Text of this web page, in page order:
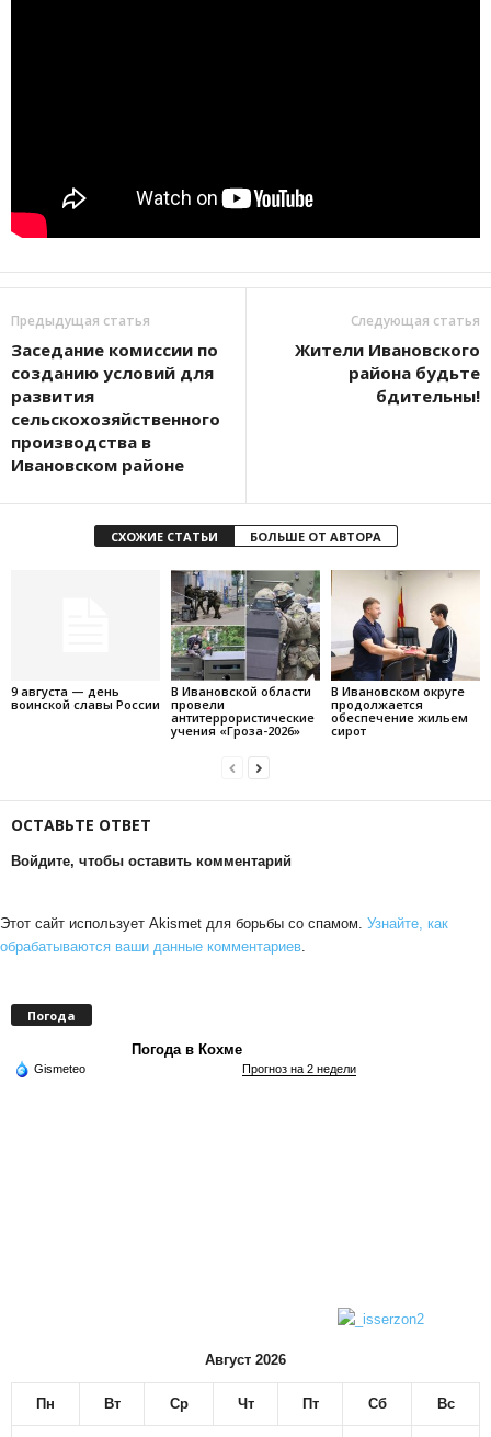
Предыдущая статья
Заседание комиссии по
созданию условий для
развития
сельскохозяйственного
производства в
Ивановском районе
Следующая статья
Жители Ивановского
района будьте
бдительны!
СХОЖИЕ СТАТЬИ БОЛЬШЕ ОТ АВТОРА
9 августа — день
воинской славы России
В Ивановской области
провели
антитеррористические
учения «Гроза-2026»
В Ивановском округе
продолжается
обеспечение жильем
сирот
ОСТАВЬТЕ ОТВЕТ
Войдите, чтобы оставить комментарий
Этот сайт использует Akismet для борьбы со спамом. Узнайте, как
обрабатываются ваши данные комментариев.
Погода
Погода в Кохме
Gismeteo Прогноз на 2 недели
Август 2026
Пн Вт Ср Чт Пт Сб Вс